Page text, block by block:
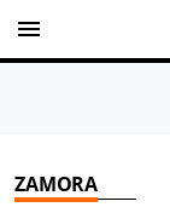
menu
ZAMORA